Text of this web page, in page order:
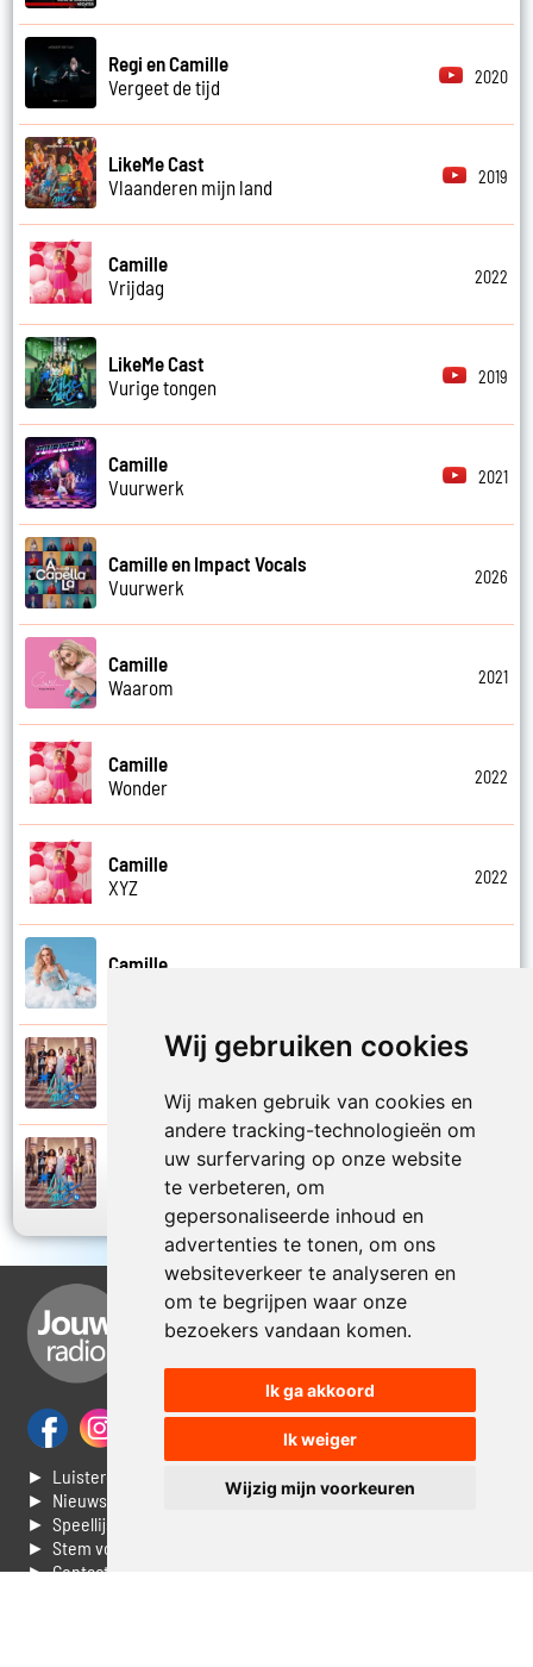
Wij gebruiken cookies
Wij maken gebruik van cookies en
andere tracking-technologieën om
uw surfervaring op onze website
te verbeteren, om
gepersonaliseerde inhoud en
advertenties te tonen, om ons
websiteverkeer te analyseren en
om te begrijpen waar onze
bezoekers vandaan komen.
Ik ga akkoord
Ik weiger
Wijzig mijn voorkeuren
Regi en Camille
Vergeet de tijd
2020
LikeMe Cast
Vlaanderen mijn land
2019
Camille
Vrijdag
2022
LikeMe Cast
Vurige tongen
2019
Camille
Vuurwerk
2021
Camille en Impact Vocals
Vuurwerk
2026
Camille
Waarom
2021
Camille
Wonder
2022
Camille
XYZ
2022
Camille
LikeMe Cast
LikeMe Cast
Zij heeft stijl
► Luisteren naar Jouwradio
► Nieuws
► Speellijst
► Stem voor de Dag top 3
► Contacteer ons